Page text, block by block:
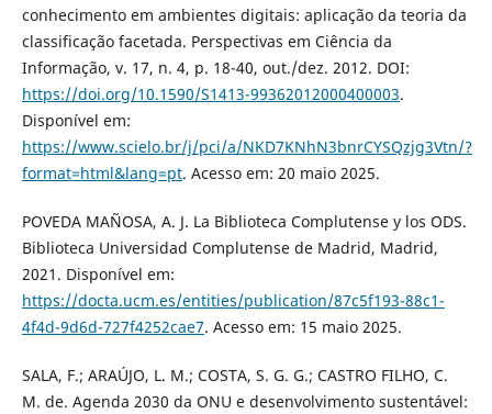
conhecimento em ambientes digitais: aplicação da teoria da
classificação facetada. Perspectivas em Ciência da
Informação, v. 17, n. 4, p. 18-40, out./dez. 2012. DOI:
https://doi.org/10.1590/S1413-99362012000400003.
Disponível em:
https://www.scielo.br/j/pci/a/NKD7KNhN3bnrCYSQzjg3Vtn/?
format=html&lang=pt. Acesso em: 20 maio 2025.
POVEDA MAÑOSA, A. J. La Biblioteca Complutense y los ODS.
Biblioteca Universidad Complutense de Madrid, Madrid,
2021. Disponível em:
https://docta.ucm.es/entities/publication/87c5f193-88c1-
4f4d-9d6d-727f4252cae7. Acesso em: 15 maio 2025.
SALA, F.; ARAÚJO, L. M.; COSTA, S. G. G.; CASTRO FILHO, C.
M. de. Agenda 2030 da ONU e desenvolvimento sustentável: